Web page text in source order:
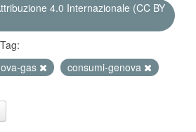
4.0 Internazionale (CC BY
Tag:
gas
consumi-genova